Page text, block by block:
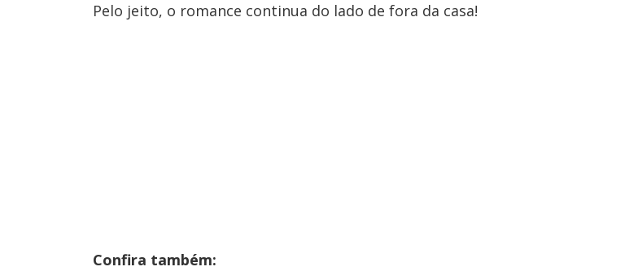
Pelo jeito, o romance continua do lado de fora da casa!
Confira também: